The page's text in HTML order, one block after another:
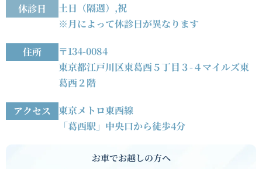
休診日
土日（隔週）,祝
※月によって休診日が異なります
住所
〒134-0084
東京都江戸川区東葛西５丁目３-４マイルズ東
葛西２階
アクセス
東京メトロ東西線
「葛西駅」中央口から徒歩4分
お車でお越しの方へ